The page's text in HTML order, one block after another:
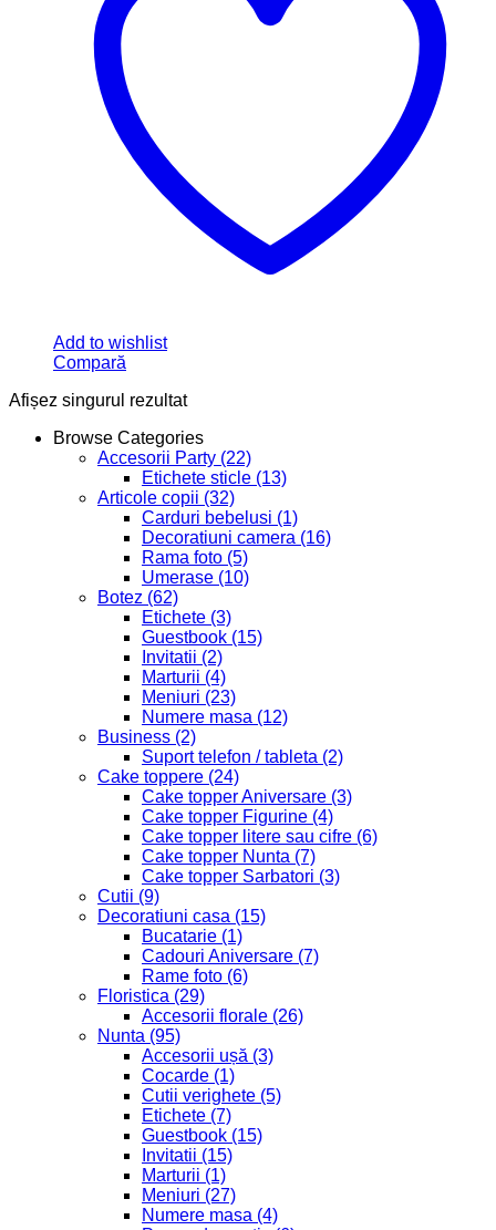
Add to wishlist
Compară
Afișez singurul rezultat
Browse Categories
Accesorii Party (22)
Etichete sticle (13)
Articole copii (32)
Carduri bebelusi (1)
Decoratiuni camera (16)
Rama foto (5)
Umerase (10)
Botez (62)
Etichete (3)
Guestbook (15)
Invitatii (2)
Marturii (4)
Meniuri (23)
Numere masa (12)
Business (2)
Suport telefon / tableta (2)
Cake toppere (24)
Cake topper Aniversare (3)
Cake topper Figurine (4)
Cake topper litere sau cifre (6)
Cake topper Nunta (7)
Cake topper Sarbatori (3)
Cutii (9)
Decoratiuni casa (15)
Bucatarie (1)
Cadouri Aniversare (7)
Rame foto (6)
Floristica (29)
Accesorii florale (26)
Nunta (95)
Accesorii ușă (3)
Cocarde (1)
Cutii verighete (5)
Etichete (7)
Guestbook (15)
Invitatii (15)
Marturii (1)
Meniuri (27)
Numere masa (4)